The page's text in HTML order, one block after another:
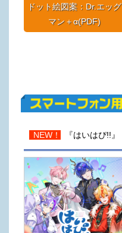
ドット絵図案：Dr.エッグ
マン＋α(PDF)
NEW！ 『はいはぴ!!』